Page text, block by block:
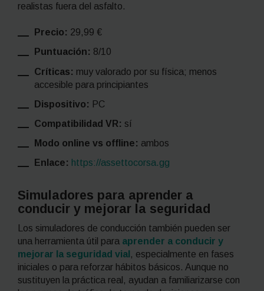
realistas fuera del asfalto.
Precio: 29,99 €
Puntuación: 8/10
Críticas: muy valorado por su física; menos
accesible para principiantes
Dispositivo: PC
Compatibilidad VR: sí
Modo online vs offline: ambos
Enlace: https://assettocorsa.gg
Simuladores para aprender a
conducir y mejorar la seguridad
Los simuladores de conducción también pueden ser
una herramienta útil para aprender a conducir y
mejorar la seguridad vial , especialmente en fases
iniciales o para reforzar hábitos básicos. Aunque no
sustituyen la práctica real, ayudan a familiarizarse con